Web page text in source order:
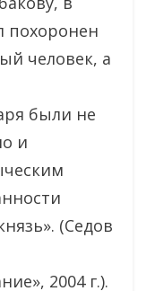
похоронен
человек, а
были не
и
(Седов
2004 г.).